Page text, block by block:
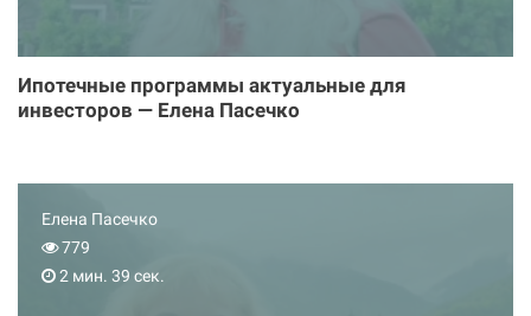
Ипотечные программы актуальные для
инвесторов — Елена Пасечко
Елена Пасечко
779
2 мин. 39 сек.